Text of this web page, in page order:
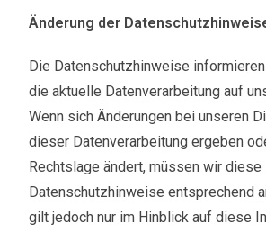
Änderung der
Die Datenschutzhinweise
die aktuelle Datenverarbeitung auf
Wenn sich Änderungen bei unseren
dieser Datenverarbeitung ergeben
Rechtslage ändert, müssen wir diese
Datenschutzhinweise entsprechend
gilt jedoch nur im Hinblick auf diese